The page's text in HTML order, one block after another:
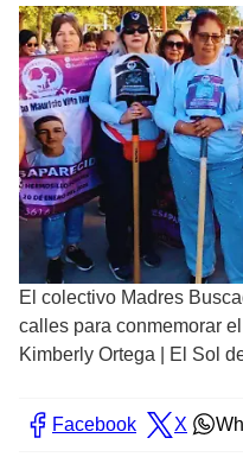
El colectivo Madres
calles para conmemorar
Kimberly Ortega | El Sol
Facebook X